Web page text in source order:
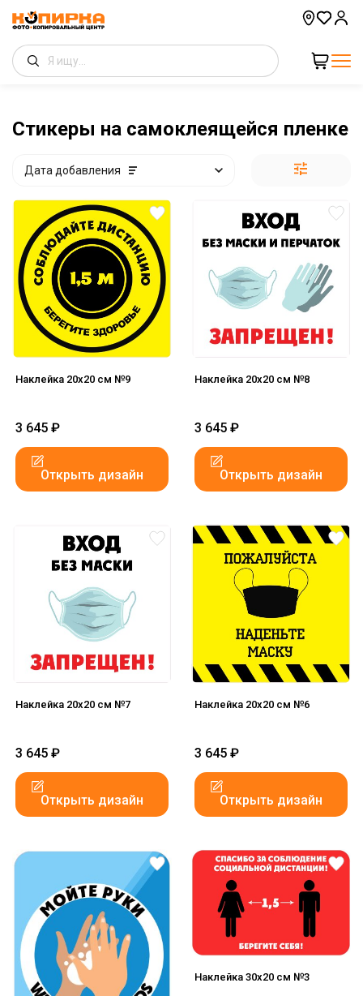
Стикеры на самоклеящейся пленке
Дата добавления
Наклейка 20x20 см №9
3 645 ₽
Открыть дизайн
Наклейка 20x20 см №8
3 645 ₽
Открыть дизайн
Наклейка 20x20 см №7
3 645 ₽
Открыть дизайн
Наклейка 20x20 см №6
3 645 ₽
Открыть дизайн
Наклейка 30x20 см №3